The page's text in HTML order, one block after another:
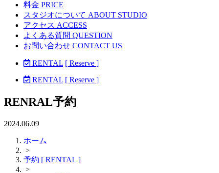
料金 PRICE
スタジオについて ABOUT STUDIO
アクセス ACCESS
よくある質問 QUESTION
お問い合わせ CONTACT US
RENTAL [ Reserve ]
RENTAL [ Reserve ]
RENRAL予約
2024.06.09
ホーム
>
予約 [ RENTAL ]
>